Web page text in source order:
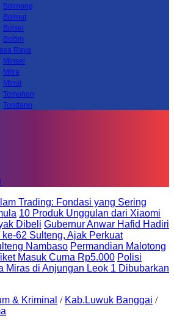
Bolmong
Bolmut
Bolsel
Boltim
Raya
Minsel
Mitra
Minut
Tomohon
Tondano
Trading: Fondasi yang Sering
10 Produk Unggulan dari Xiaomi
Dibeli Gubernur Anwar Hafid Hadiri
62 Sulteng, Ajak Perkuat
Nambaso Permandian Malotong
Masuk Cuma Rp5.000 Polisi
Miras di Anjungan Leok 1 Dibubarkan
& Kriminal / Kab.Luwuk Banggai /